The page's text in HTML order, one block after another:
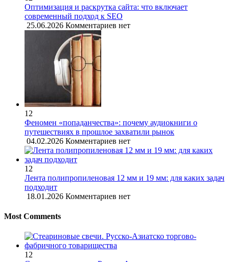
Оптимизация и раскрутка сайта: что включает
современный подход к SEO
25.06.2026 Комментариев нет
12
Феномен «попаданчества»: почему аудиокниги о
путешествиях в прошлое захватили рынок
04.02.2026 Комментариев нет
12
Лента полипропиленовая 12 мм и 19 мм: для каких задач
подходит
18.01.2026 Комментариев нет
Most Comments
12